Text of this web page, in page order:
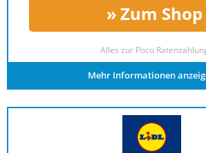
Zum Shop
Alles zur Poco
Mehr Informationen